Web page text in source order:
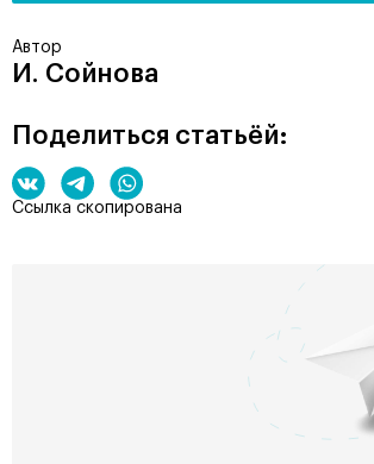
Автор
И. Сойнова
Поделиться статьёй:
Ссылка скопирована